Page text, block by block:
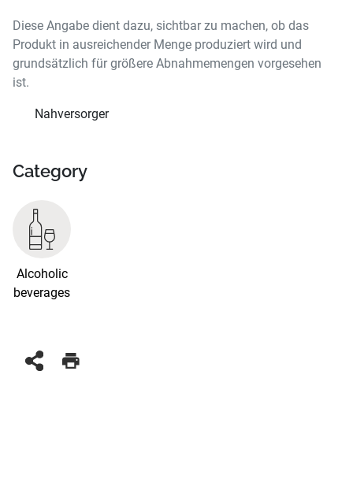
Diese Angabe dient dazu, sichtbar zu machen, ob das
Produkt in ausreichender Menge produziert wird und
grundsätzlich für größere Abnahmemengen vorgesehen
ist.
Nahversorger
Category
Alcoholic
beverages